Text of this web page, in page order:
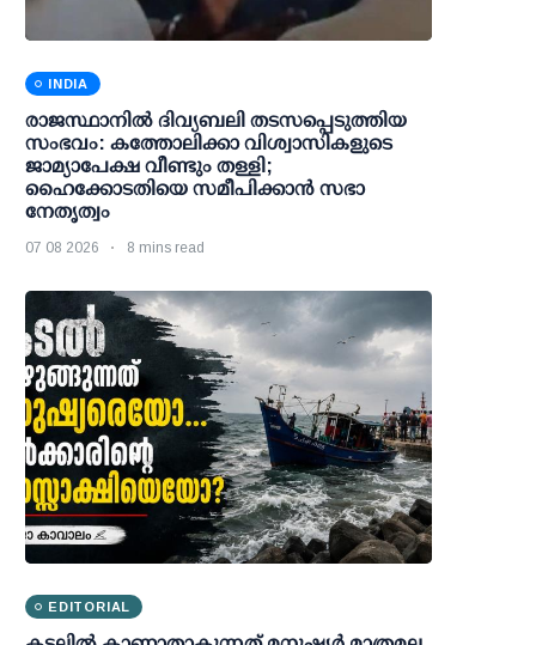
INDIA
രാജസ്ഥാനിൽ ദിവ്യബലി തടസപ്പെടുത്തിയ
സംഭവം: കത്തോലിക്കാ വിശ്വാസികളുടെ
ജാമ്യാപേക്ഷ വീണ്ടും തള്ളി;
ഹൈക്കോടതിയെ സമീപിക്കാൻ സഭാ
നേതൃത്വം
07 08 2026 8 mins read
EDITORIAL